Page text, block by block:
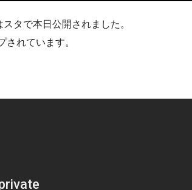
タで本日公開されました。
されています。